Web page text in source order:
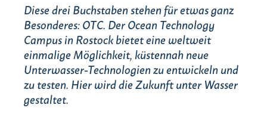
Diese drei Buchstaben stehen für etwas ganz
Besonderes: OTC. Der Ocean Technology
Campus in Rostock bietet eine weltweit
einmalige Möglichkeit, küstennah neue
Unterwasser-Technologien zu entwickeln und
zu testen. Hier wird die Zukunft unter Wasser
gestaltet.